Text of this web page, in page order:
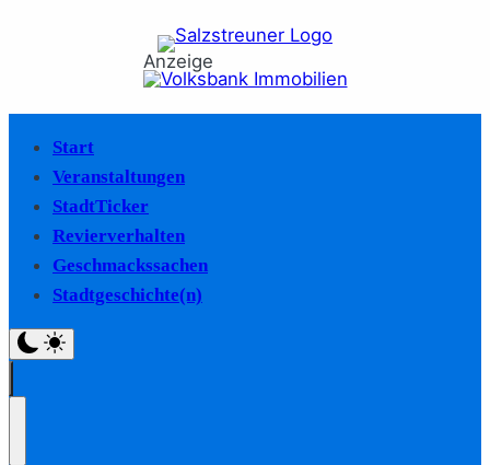
Anzeige
Start
Veranstaltungen
StadtTicker
Revierverhalten
Geschmackssachen
Stadtgeschichte(n)